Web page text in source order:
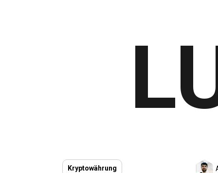
Kryptowährung